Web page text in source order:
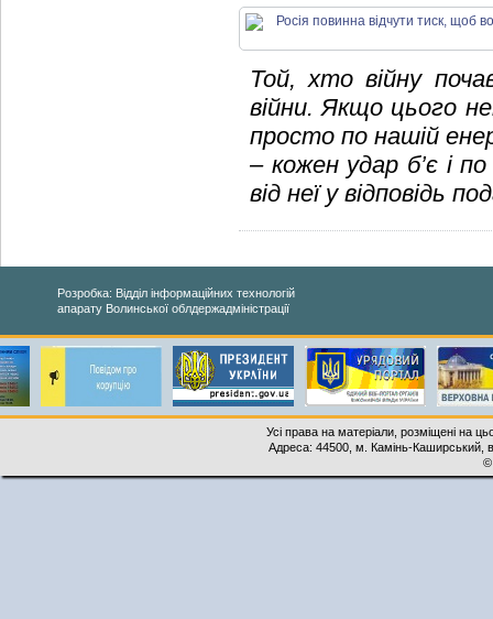
Той, хто війну
війни. Якщо цього
просто по нашій
– кожен удар б’є і
від неї у відповідь
Розробка: Відділ інформаційних технологій
апарату Волинської облдержадміністрації
Усі права на матеріали, розміщені на
Адреса: 44500, м. Камінь-Каширський,
©